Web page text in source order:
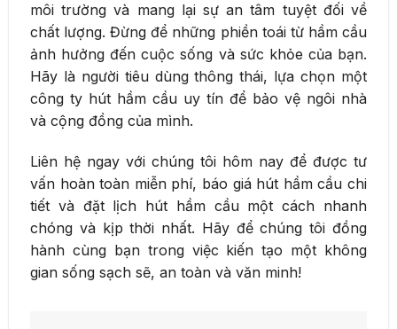
môi trường và mang lại sự an tâm tuyệt đối về
chất lượng. Đừng để những phiền toái từ hầm cầu
ảnh hưởng đến cuộc sống và sức khỏe của bạn.
Hãy là người tiêu dùng thông thái, lựa chọn một
công ty hút hầm cầu uy tín để bảo vệ ngôi nhà
và cộng đồng của mình.
Liên hệ ngay với chúng tôi hôm nay để được tư
vấn hoàn toàn miễn phí, báo giá hút hầm cầu chi
tiết và đặt lịch hút hầm cầu một cách nhanh
chóng và kịp thời nhất. Hãy để chúng tôi đồng
hành cùng bạn trong việc kiến tạo một không
gian sống sạch sẽ, an toàn và văn minh!